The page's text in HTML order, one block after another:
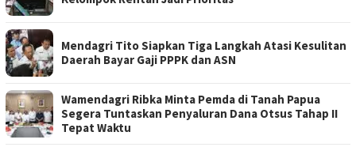
Mendagri Tito Siapkan Tiga Langkah Atasi Kesulitan
Daerah Bayar Gaji PPPK dan ASN
Wamendagri Ribka Minta Pemda di Tanah Papua
Segera Tuntaskan Penyaluran Dana Otsus Tahap II
Tepat Waktu